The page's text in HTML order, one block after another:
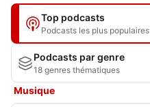
Top podcasts
Podcasts les plus populaires
Podcasts par genre
18 genres thématiques
Musique